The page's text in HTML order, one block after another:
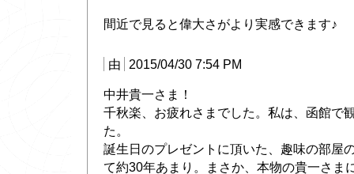
間近で見ると偉大さがより実感できます♪
由 2015/04/30 7:54 PM
中井貴一さま！
千秋楽、お疲れさまでした。私は、函館で
た。
誕生日のプレゼントに頂いた、趣味の部屋
て約30年あまり。まさか、本物の貴一さま